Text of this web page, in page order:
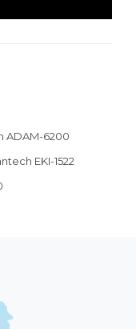
ADAM-6200
EKI-1522